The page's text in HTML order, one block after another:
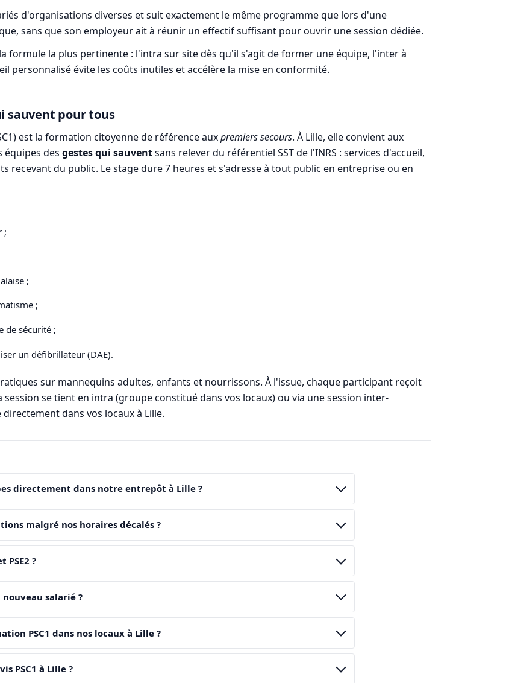
d'organisations diverses et suit exactement le même programme que lors d'une
sans que son employeur ait à réunir un effectif suffisant pour ouvrir une session dédiée.
formule la plus pertinente : l'intra sur site dès qu'il s'agit de former une équipe, l'inter à
personnalisé évite les coûts inutiles et accélère la mise en conformité.
sauvent pour tous
est la formation citoyenne de référence auxpremiers secours. À Lille, elle convient aux
des gestes qui sauventsans relever du référentiel SST de l'INRS : services d'accueil,
recevant du public. Le stage dure 7 heures et s'adresse à tout public en entreprise ou en
;
;
;
de sécurité ;
un défibrillateur (DAE).
sur mannequins adultes, enfants et nourrissons. À l'issue, chaque participant reçoit
session se tient en intra (groupe constitué dans vos locaux) ou via une session inter-
dans vos locaux à Lille.
directement dans notre entrepôt à Lille ?
malgré nos horaires décalés ?
PSE2 ?
salarié ?
PSC1 dans nos locaux à Lille ?
PSC1 à Lille ?